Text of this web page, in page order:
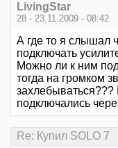
LivingStar
28 - 23.11.2009 - 08:42
А где то я слышал
подключать
Можно ли к ним
тогда на громком
захлебываться???
подключались
Re: Купил SOLO 7